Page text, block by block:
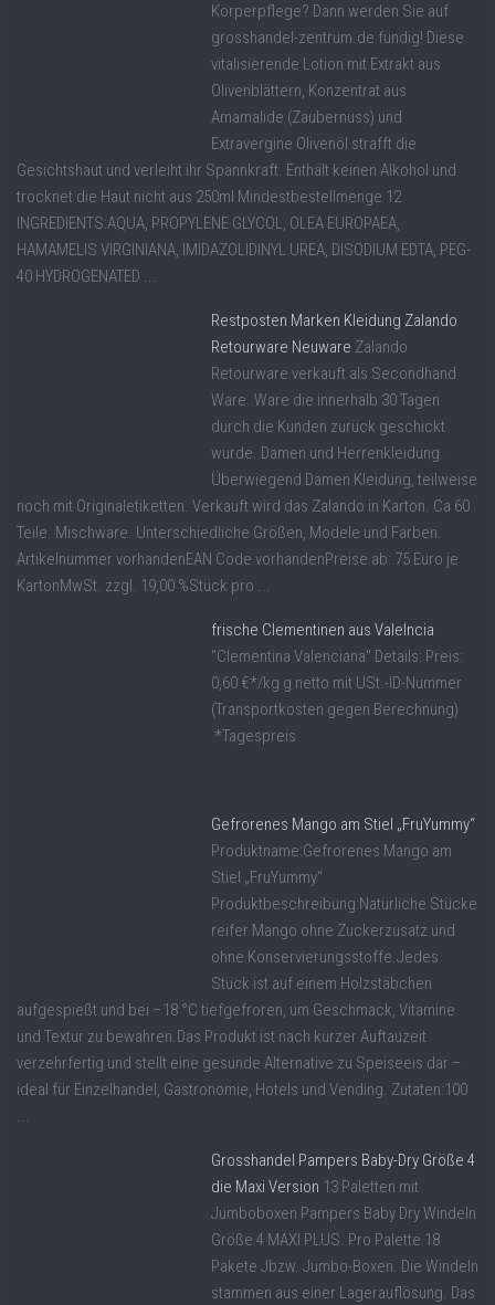
Körperpflege? Dann werden Sie auf
grosshandel-zentrum.de fündig! Diese
vitalisierende Lotion mit Extrakt aus
Olivenblättern, Konzentrat aus
Amamalide (Zaubernuss) und
Extravergine Olivenöl strafft die
Gesichtshaut und verleiht ihr Spannkraft. Enthält keinen Alkohol und
trocknet die Haut nicht aus 250ml Mindestbestellmenge 12
INGREDIENTS:AQUA, PROPYLENE GLYCOL, OLEA EUROPAEA,
HAMAMELIS VIRGINIANA, IMIDAZOLIDINYL UREA, DISODIUM EDTA, PEG-
40 HYDROGENATED ...
Restposten Marken Kleidung Zalando
Retourware Neuware Zalando
Retourware verkauft als Secondhand
Ware. Ware die innerhalb 30 Tagen
durch die Kunden zurück geschickt
wurde. Damen und Herrenkleidung.
Überwiegend Damen Kleidung, teilweise
noch mit Originaletiketten. Verkauft wird das Zalando in Karton. Ca 60
Teile. Mischware. Unterschiedliche Größen, Modele und Farben.
Artikelnummer vorhandenEAN Code vorhandenPreise ab: 75 Euro je
KartonMwSt. zzgl. 19,00 %Stück pro ...
frische Clementinen aus Valelncia
"Clementina Valenciana" Details: Preis:
0,60 €*/kg g netto mit USt.-ID-Nummer
(Transportkosten gegen Berechnung)
*Tagespreis
Gefrorenes Mango am Stiel „FruYummy“
Produktname:Gefrorenes Mango am
Stiel „FruYummy“
Produktbeschreibung:Natürliche Stücke
reifer Mango ohne Zuckerzusatz und
ohne Konservierungsstoffe.Jedes
Stück ist auf einem Holzstäbchen
aufgespießt und bei –18 °C tiefgefroren, um Geschmack, Vitamine
und Textur zu bewahren.Das Produkt ist nach kurzer Auftauzeit
verzehrfertig und stellt eine gesunde Alternative zu Speiseeis dar –
ideal für Einzelhandel, Gastronomie, Hotels und Vending. Zutaten:100
...
Grosshandel Pampers Baby-Dry Größe 4
die Maxi Version 13 Paletten mit
Jumboboxen Pampers Baby Dry Windeln
Größe 4 MAXI PLUS. Pro Palette 18
Pakete Jbzw. Jumbo-Boxen. Die Windeln
stammen aus einer Lagerauflösung. Das